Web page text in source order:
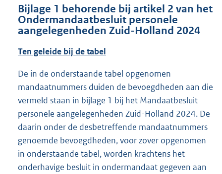
Bijlage 1 behorende bij artikel 2 van het
Ondermandaatbesluit personele
aangelegenheden Zuid-Holland 2024
Ten geleide bij de tabel
De in de onderstaande tabel opgenomen
mandaatnummers duiden de bevoegdheden aan die
vermeld staan in bijlage 1 bij het Mandaatbesluit
personele aangelegenheden Zuid-Holland 2024. De
daarin onder de desbetreffende mandaatnummers
genoemde bevoegdheden, voor zover opgenomen
in onderstaande tabel, worden krachtens het
onderhavige besluit in ondermandaat gegeven aan